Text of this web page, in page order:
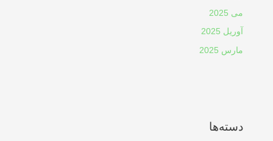
می 2025
آوریل 2025
مارس 2025
دسته‌ها